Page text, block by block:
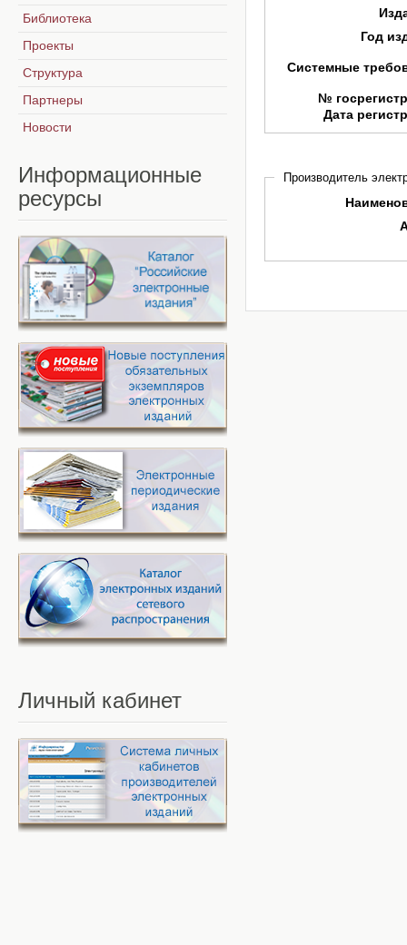
Год
Системные
№
Дата
Производитель
Библиотека
Проекты
Структура
Партнеры
Новости
Информационные
ресурсы
Личный кабинет